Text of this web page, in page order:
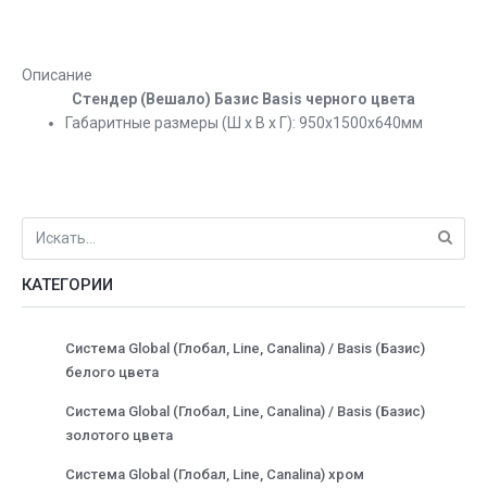
Описание
Стендер (Вешало) Базис Basis черного цвета
Габаритные размеры (Ш х В х Г): 950х1500х640мм
КАТЕГОРИИ
Система Global (Глобал, Line, Canalina) / Basis (Базис)
белого цвета
Система Global (Глобал, Line, Canalina) / Basis (Базис)
золотого цвета
Система Global (Глобал, Line, Canalina) хром